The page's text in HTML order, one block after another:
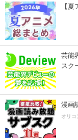
【
芸能
スク
漫画
オリコ